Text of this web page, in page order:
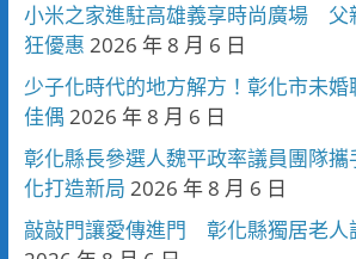
小米之家進駐高雄義享時尚廣場 父
狂優惠 2026 年 8 月 6 日
少子化時代的地方解方！彰化市未
佳偶 2026 年 8 月 6 日
彰化縣長參選人魏平政率議員團隊
化打造新局 2026 年 8 月 6 日
敲敲門讓愛傳進門 彰化縣獨居老人